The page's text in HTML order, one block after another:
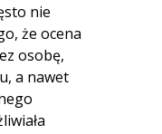
nie
że ocena
osobę,
a nawet